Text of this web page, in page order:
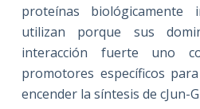
proteínas biológicamente
utilizan porque sus
interacción fuerte uno
promotores específicos
encender la síntesis de cJun-